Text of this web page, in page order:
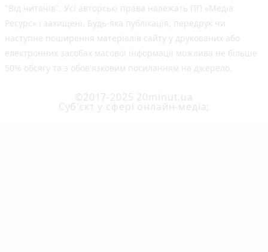
"Від читачів". Усі авторські права належать ПП «Медіа
Ресурс» і захищені. Будь-яка публiкацiя, передрук чи
наступне поширення матеріалів сайту у друкованих або
електронних засобах масової інформації можлива не більше
50% обсягу та з обов'язковим посиланням на джерело.
©2017-2025 20minut.ua
Cуб'єкт у сфері онлайн-медіа;